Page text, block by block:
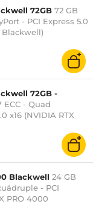
72GB 72 GB
- PCI Express 5.0
Blackwell)
72GB -
ECC - Quad
x16 (NVIDIA RTX
Blackwell 24 GB
- PCI
PRO 4000